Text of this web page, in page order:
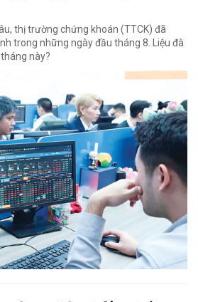
thị trường chứng khoán (TTCK) đã
trong những ngày đầu tháng 8. Liệu đà
này?